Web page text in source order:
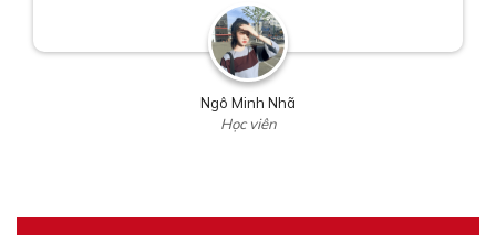
Ngô Minh Nhã
Học viên